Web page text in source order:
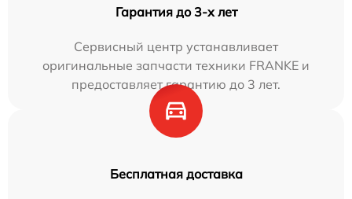
Гарантия до 3-х лет
Сервисный центр устанавливает
оригинальные запчасти техники FRANKE и
предоставляет гарантию до 3 лет.
Бесплатная доставка